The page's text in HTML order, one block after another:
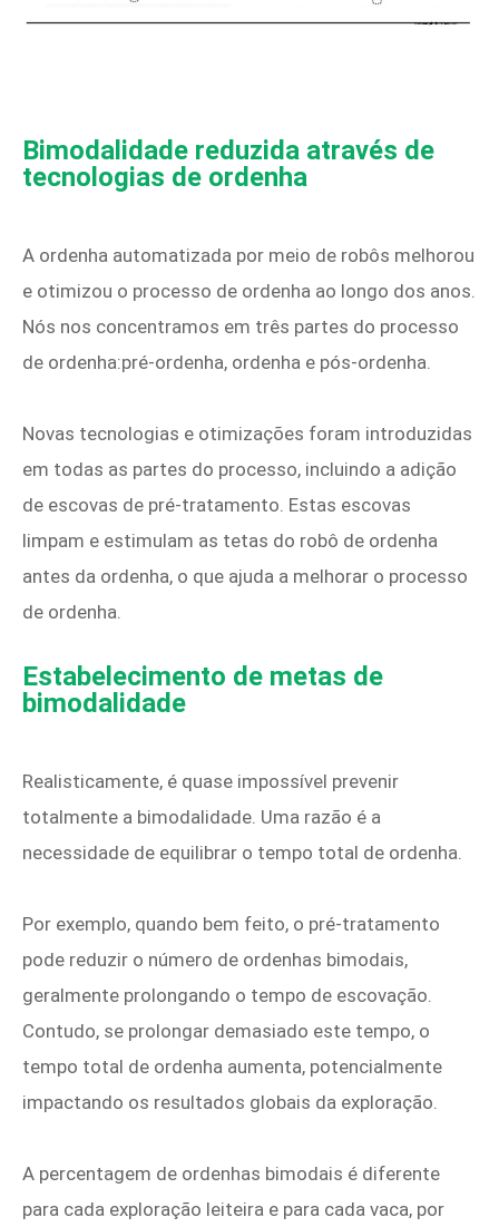
Bimodalidade reduzida através de
tecnologias de ordenha
A ordenha automatizada por meio de robôs melhorou
e otimizou o processo de ordenha ao longo dos anos.
Nós nos concentramos em três partes do processo
de ordenha:pré-ordenha, ordenha e pós-ordenha.
Novas tecnologias e otimizações foram introduzidas
em todas as partes do processo, incluindo a adição
de escovas de pré-tratamento. Estas escovas
limpam e estimulam as tetas do robô de ordenha
antes da ordenha, o que ajuda a melhorar o processo
de ordenha.
Estabelecimento de metas de
bimodalidade
Realisticamente, é quase impossível prevenir
totalmente a bimodalidade. Uma razão é a
necessidade de equilibrar o tempo total de ordenha.
Por exemplo, quando bem feito, o pré-tratamento
pode reduzir o número de ordenhas bimodais,
geralmente prolongando o tempo de escovação.
Contudo, se prolongar demasiado este tempo, o
tempo total de ordenha aumenta, potencialmente
impactando os resultados globais da exploração.
A percentagem de ordenhas bimodais é diferente
para cada exploração leiteira e para cada vaca, por